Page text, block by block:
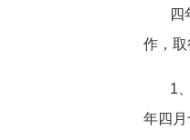
四
作，取
1
年四